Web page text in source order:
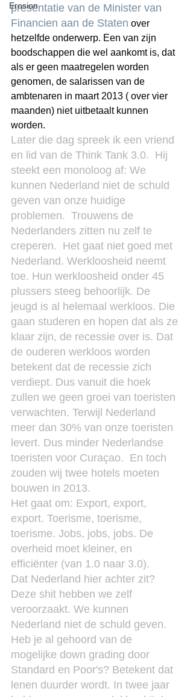
Erosion
presentatie van de Minister van
Financien aan de Staten over
hetzelfde onderwerp. Een van zijn
boodschappen die wel aankomt is, dat
als er geen maatregelen worden
genomen, de salarissen van de
ambtenaren in maart 2013 ( over vier
maanden) niet uitbetaalt kunnen
worden.
Later die dag spreek ik een vriend
en lid van de Think Tank 3.0.  Hij
steekt een monoloog af: We
kunnen Nederland niet de schuld
geven van onze huidige
problemen.  Trouwens de
Nederlanders zitten nu zelf te
creperen.  Het gaat niet goed met
Nederland. Werkloosheid neemt
toe. Hun werkloosheid onder 45
plussers steeg behoorlijk. De
jeugd is al helemaal werkloos. Die
gaan studeren en hopen dat als ze
klaar zijn, de recessie over is. Dat
de ouderen werkloos worden
betekent dat de recessie zich
verdiept. Dus vanuit die hoek
zullen we geen groei van toeristen
verwachten. Terwijl Nederland
meer dan 30% van onze toeristen
levert. Dus minder Nederlandse
toeristen voor Curaçao.  En toch
zouden wij twee hotels moeten
bouwen in 2013.
Het gaat om: Export, export,
export. Toerisme, toerisme,
toerisme. Jobs, jobs, jobs. De
overheid moet kleiner, en
efficiënter (van 1.0 naar 3.0).
Dat Nederland hier achter zit?
Deze shit hebben we zelf
veroorzaakt. We kunnen
Nederland niet de schuld geven.
Heb je al gehoord van de
mogelijke down grading door
Standard en Poor's? Betekent dat
lenen duurder wordt. In twee jaar